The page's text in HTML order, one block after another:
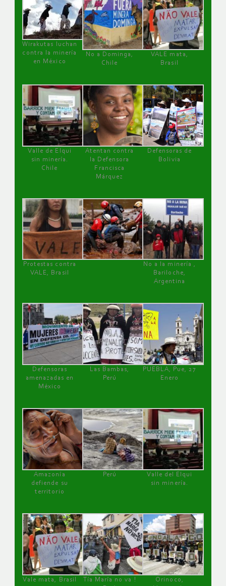
Wirakutas luchan
contra la minería
en México
No a Dominga,
Chile
VALE mata,
Brasil
Valle de Elqui
sin minería.
Chile
Atentan contra
la Defensora
Francisca
Márquez
Defensoras de
Bolivia
Protestas contra
VALE, Brasil
No a la minería ,
Bariloche,
Argentina
Defensoras
amenazadas en
México
Las Bambas,
Perú
PUEBLA, Pue, 27
Enero
Amazonía
defiende su
territorio
Perú
Valle del Elqui
sin minería.
Vale mata, Brasil
Tía María no va !
Orinoco,